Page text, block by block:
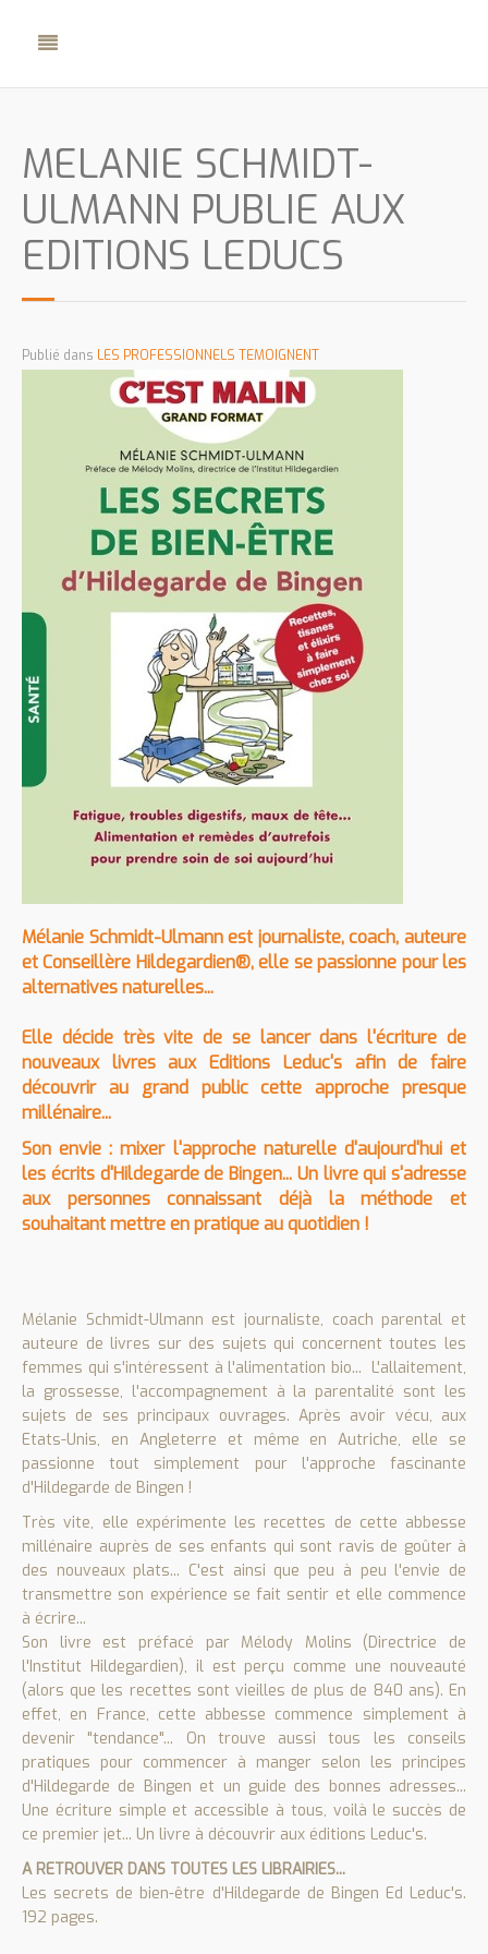
MELANIE SCHMIDT-
ULMANN PUBLIE AUX
EDITIONS LEDUCS
Publié dans LES PROFESSIONNELS TEMOIGNENT
Mélanie Schmidt-Ulmann est journaliste, coach, auteure
et Conseillère Hildegardien®, elle se passionne pour les
alternatives naturelles...
Elle décide très vite de se lancer dans l'écriture de
nouveaux livres aux Editions Leduc's afin de faire
découvrir au grand public cette approche presque
millénaire...
Son envie : mixer l'approche naturelle d'aujourd'hui et
les écrits d'Hildegarde de Bingen... Un livre qui s'adresse
aux personnes connaissant déjà la méthode et
souhaitant mettre en pratique au quotidien !
Mélanie Schmidt-Ulmann est journaliste, coach parental et
auteure de livres sur des sujets qui concernent toutes les
femmes qui s'intéressent à l'alimentation bio... L'allaitement,
la grossesse, l'accompagnement à la parentalité sont les
sujets de ses principaux ouvrages. Après avoir vécu, aux
Etats-Unis, en Angleterre et même en Autriche, elle se
passionne tout simplement pour l'approche fascinante
d'Hildegarde de Bingen !
Très vite, elle expérimente les recettes de cette abbesse
millénaire auprès de ses enfants qui sont ravis de goûter à
des nouveaux plats... C'est ainsi que peu à peu l'envie de
transmettre son expérience se fait sentir et elle commence
à écrire...
Son livre est préfacé par Mélody Molins (Directrice de
l'Institut Hildegardien), il est perçu comme une nouveauté
(alors que les recettes sont vieilles de plus de 840 ans). En
effet, en France, cette abbesse commence simplement à
devenir "tendance"... On trouve aussi tous les conseils
pratiques pour commencer à manger selon les principes
d'Hildegarde de Bingen et un guide des bonnes adresses...
Une écriture simple et accessible à tous, voilà le succès de
ce premier jet... Un livre à découvrir aux éditions Leduc's.
A RETROUVER DANS TOUTES LES LIBRAIRIES...
Les secrets de bien-être d'Hildegarde de Bingen Ed Leduc's.
192 pages.